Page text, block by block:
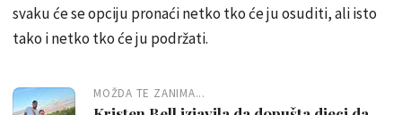
svaku će se opciju pronaći netko tko će ju osuditi, ali isto
tako i netko tko će ju podržati.
MOŽDA TE ZANIMA...